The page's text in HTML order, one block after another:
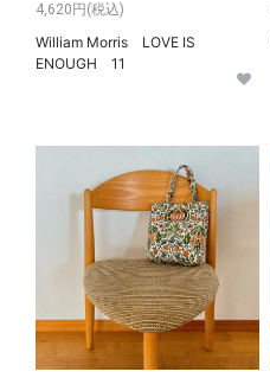
4,620円(税込)
William Morris LOVE IS
ENOUGH 11